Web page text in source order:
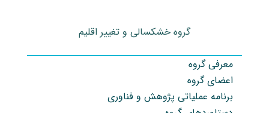
گروه خشکسالی و تغییر اقلیم
معرفی گروه
اعضای گروه
برنامه عملیاتی پژوهش و فناوری